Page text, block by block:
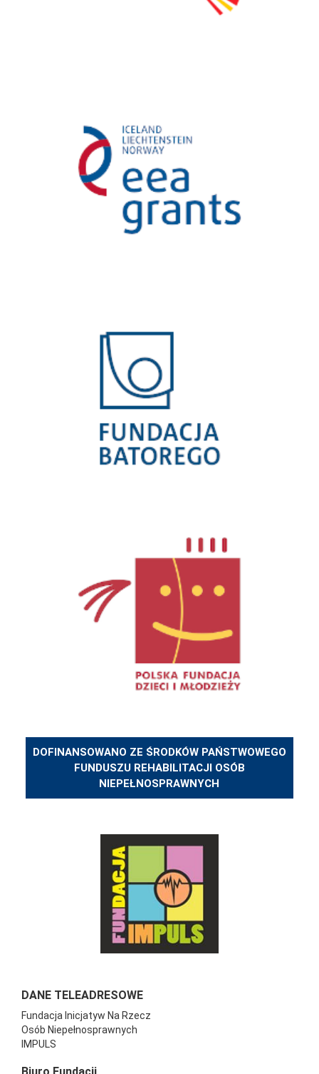
DOFINANSOWANO ZE ŚRODKÓW PAŃSTWOWEGO
FUNDUSZU REHABILITACJI OSÓB
NIEPEŁNOSPRAWNYCH
DANE TELEADRESOWE
Fundacja Inicjatyw Na Rzecz
Osób Niepełnosprawnych
IMPULS